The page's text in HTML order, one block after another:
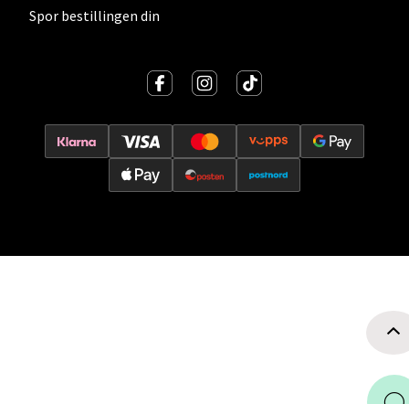
Spor bestillingen din
Ski - Thon Senter Ski
Ski Storsenter, Jernbanesvingen 6, 1400 Ski